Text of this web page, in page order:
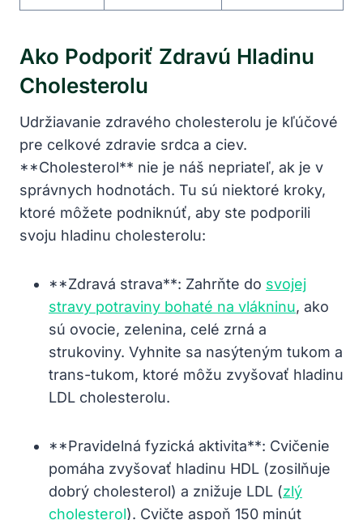
Ako Podporiť Zdravú Hladinu
Cholesterolu
Udržiavanie zdravého cholesterolu je kľúčové
pre celkové zdravie srdca a ciev.
**Cholesterol** nie je náš nepriateľ, ak je v
správnych hodnotách. Tu sú niektoré kroky,
ktoré môžete podniknúť, aby ste podporili
svoju hladinu cholesterolu:
**Zdravá strava**: Zahrňte do svojej
stravy potraviny bohaté na vlákninu, ako
sú ovocie, zelenina, celé zrná a
strukoviny. Vyhnite sa nasýteným tukom a
trans-tukom, ktoré môžu zvyšovať hladinu
LDL cholesterolu.
**Pravidelná fyzická aktivita**: Cvičenie
pomáha zvyšovať hladinu HDL (zosilňuje
dobrý cholesterol) a znižuje LDL (zlý
cholesterol). Cvičte aspoň 150 minút